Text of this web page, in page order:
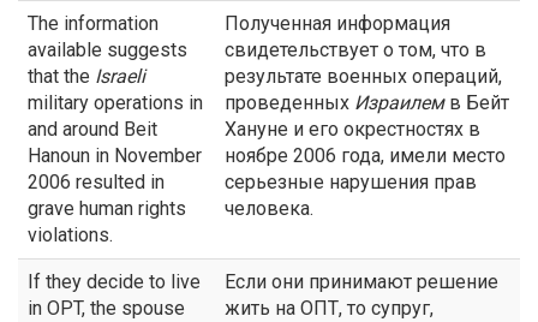
The information
available suggests
that the Israeli
military operations in
and around Beit
Hanoun in November
2006 resulted in
grave human rights
violations.
Полученная информация
свидетельствует о том, что в
результате военных операций,
проведенных Израилемв Бейт
Хануне и его окрестностях в
ноябре 2006 года, имели место
серьезные нарушения прав
человека.
If they decide to live
in OPT, the spouse
Если они принимают решение
жить на ОПТ, то супруг,